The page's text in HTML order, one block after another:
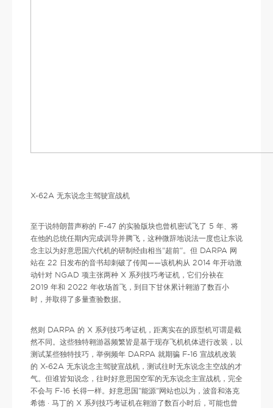
X-62A 无东说念主驾驶宣战机
至于说特朗普声称的 F-47 的实验版块也曾机密试飞了 5 年、将
在他的总统任期内完成训导并腾飞，这种微辞地说法一度也让东说
念主以为好意思国六代机的研制经由相当"超前"。但 DARPA 网
站在 22 日发布的音书却刺破了传闻——该机构从 2014 年开动激
动针对 NGAD 项主张两种 X 系列技巧考证机，它们分袂在
2019 年和 2022 年收场首飞，到目下甘休累计翱游了数百小
时，并取得了多量查验数据。
然则 DARPA 的 X 系列技巧考证机，距离实在的原型机可谓是截
然不同。这些独特翱游器频繁皆是基于现存飞机机体进行改装，以
测试某些独特技巧，举例频年 DARPA 就期骗 F-16 宣战机改装
的 X-62A 无东说念主驾驶宣战机，测试往时无东说念主空战的才
气。但谁皆知说念，往时好意思国空军的无东说念主宣战机，完全
不会与 F-16 长得一样。好意思国"能源"网站也以为，波音和洛克
希德 · 马丁的 X 系列技巧考证机在翱游了数百小时后，可能也曾